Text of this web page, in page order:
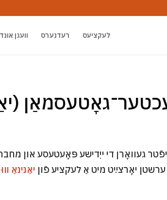
לעקציעס רעדנערס װעגן
יאָרצײַט מיט אַ לעקציע פֿון יאַנינאַ